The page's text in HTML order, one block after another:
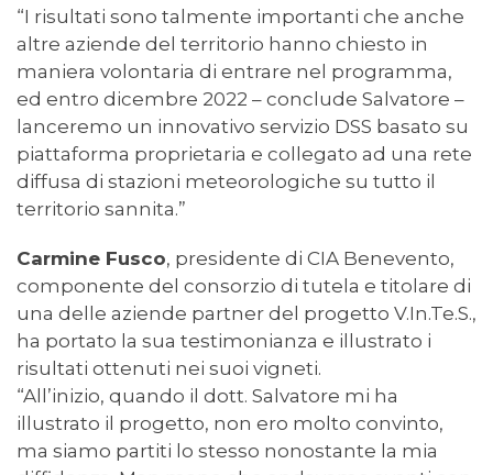
“I risultati sono talmente importanti che anche
altre aziende del territorio hanno chiesto in
maniera volontaria di entrare nel programma,
ed entro dicembre 2022 – conclude Salvatore –
lanceremo un innovativo servizio DSS basato su
piattaforma proprietaria e collegato ad una rete
diffusa di stazioni meteorologiche su tutto il
territorio sannita.”
Carmine Fusco, presidente di CIA Benevento,
componente del consorzio di tutela e titolare di
una delle aziende partner del progetto V.In.Te.S.,
ha portato la sua testimonianza e illustrato i
risultati ottenuti nei suoi vigneti.
“All’inizio, quando il dott. Salvatore mi ha
illustrato il progetto, non ero molto convinto,
ma siamo partiti lo stesso nonostante la mia